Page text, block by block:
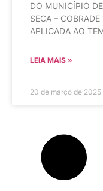
DO MUNICÍPIO
SECA –
APLICADA AO
LEIA MAIS »
20 de março de 2025